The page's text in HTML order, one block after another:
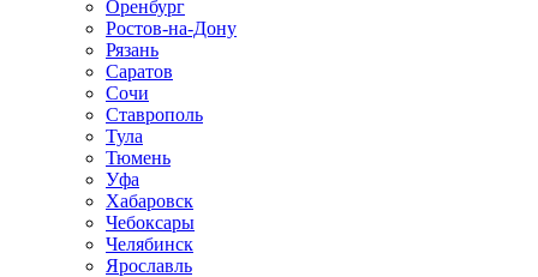
Оренбург
Ростов-на-Дону
Рязань
Саратов
Сочи
Ставрополь
Тула
Тюмень
Уфа
Хабаровск
Чебоксары
Челябинск
Ярославль